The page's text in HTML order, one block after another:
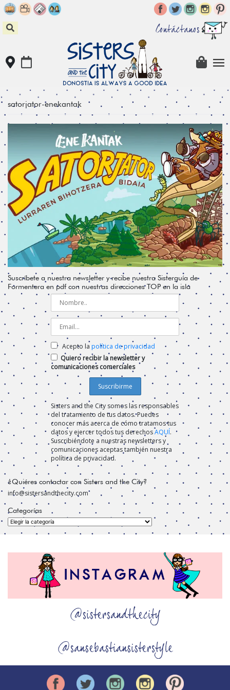
Skip
to
content
Contáctanos
satorjator-enekantak
Suscríbete a nuestra newsletter y recibe nuestra Sisterguía de
Formentera en pdf con nuestras direcciones TOP en la isla
Acepto la política de privacidad
Quiero recibir la newsletter y
comunicaciones comerciales
Sisters and the City somos las responsables
del tratamiento de tus datos. Puedes
conocer más acerca de cómo tratamos tus
datos y ejercer todos tus derechosAQUÍ.
Suscribiéndote a nuestras newsletters y
comunicaciones aceptas también nuestra
política de privacidad.
¿Quiéres contactar con Sisters and the City?
info@sistersandthecity.com
Categorías
Categorías
@sistersandthecity
@sansebastiansisterstyle